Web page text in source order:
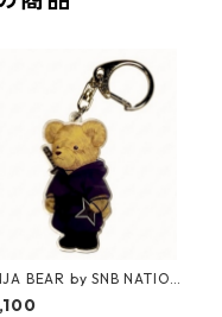
BEAR by SNB NATION
Keychain